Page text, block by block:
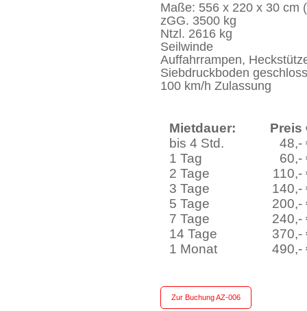
Maße: 556 x 220 x 30 cm
zGG. 3500 kg
Ntzl. 2616 kg
Seilwinde
Auffahrrampen,
Siebdruckboden
100 km/h Zulassung
Mietdauer:
bis 4 Std.
1 Tag
2 Tage
3 Tage
5 Tage
7 Tage
14 Tage
1 Monat
Preis
48,-
60,-
110,-
140,-
200,-
240,-
370,-
490,-
Zur Buchung AZ-006